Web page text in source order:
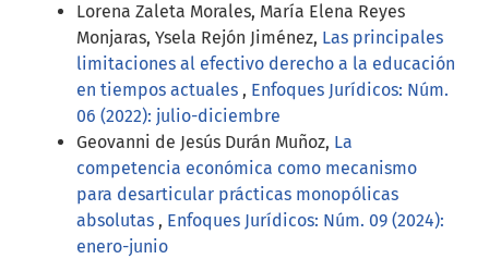
Lorena Zaleta Morales, María Elena Reyes
Monjaras, Ysela Rejón Jiménez, Las principales
limitaciones al efectivo derecho a la educación
en tiempos actuales , Enfoques Jurídicos: Núm.
06 (2022): julio-diciembre
Geovanni de Jesús Durán Muñoz, La
competencia económica como mecanismo
para desarticular prácticas monopólicas
absolutas , Enfoques Jurídicos: Núm. 09 (2024):
enero-junio